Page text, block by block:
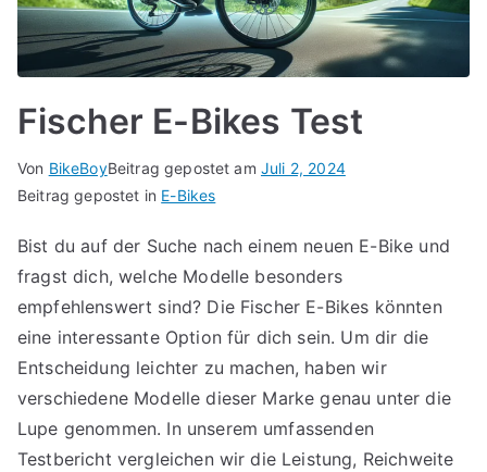
Fischer E-Bikes Test
Von BikeBoyBeitrag gepostet am Juli 2, 2024
Beitrag gepostet in E-Bikes
Bist du auf der Suche nach einem neuen E-Bike und
fragst dich, welche Modelle besonders
empfehlenswert sind? Die Fischer E-Bikes könnten
eine interessante Option für dich sein. Um dir die
Entscheidung leichter zu machen, haben wir
verschiedene Modelle dieser Marke genau unter die
Lupe genommen. In unserem umfassenden
Testbericht vergleichen wir die Leistung, Reichweite